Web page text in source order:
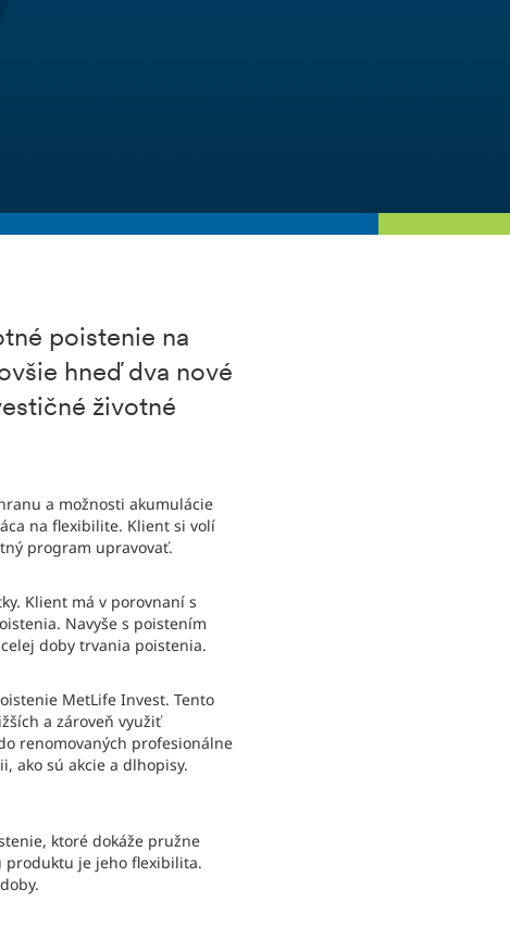
poistenie na
hneď dva nové
životné
a možnosti akumulácie
na flexibilite. Klient si volí
program upravovať.
Klient má v porovnaní s
Navyše s poistením
doby trvania poistenia.
MetLife Invest. Tento
a zároveň využiť
renomovaných profesionálne
ako sú akcie a dlhopisy.
ktoré dokáže pružne
produktu je jeho flexibilita.